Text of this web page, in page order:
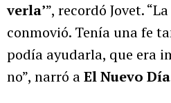
verla’”, recordó Jovet.
conmovió. Tenía una fe
podía ayudarla, que era
no”, narró aEl Nuevo Día